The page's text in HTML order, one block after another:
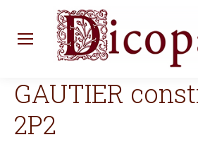
GAUTIER
2P2